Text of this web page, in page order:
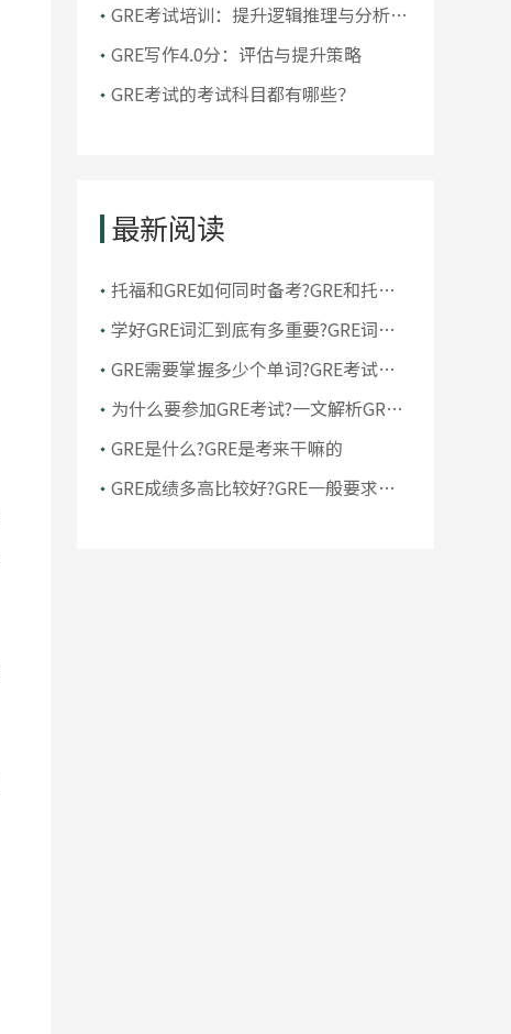
GRE考试培训：提升逻辑推理与分析写
作技巧！
GRE写作4.0分：评估与提升策略
GRE考试的考试科目都有哪些？
最新阅读
托福和GRE如何同时备考?GRE和托福
同时准备怎么规划
学好GRE词汇到底有多重要?GRE词汇
的重要性
GRE需要掌握多少个单词?GRE考试对
单词量要求高吗
为什么要参加GRE考试?一文解析GRE
考试的作用
GRE是什么?GRE是考来干嘛的
GRE成绩多高比较好?GRE一般要求多